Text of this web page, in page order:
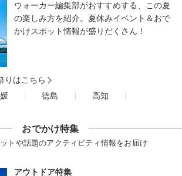
ウォーカー編集部がおすすめする、この夏
の楽しみ方を紹介。夏休みイベント＆おで
かけスポット情報が盛りだくさん！
りはこちら
徳島 高知
おでかけ特集
トや話題のアクティビティ情報をお届け
アウトドア特集